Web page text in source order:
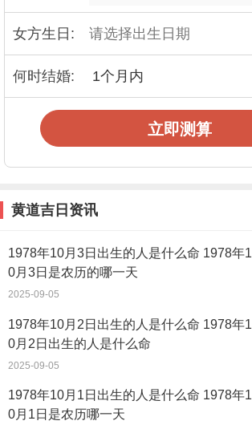
女方生日:
何时结婚:
立即测算
黄道吉日资讯
1978年10月3日出生的人是什么命 1978年1
0月3日是农历的哪一天
2025-09-05
1978年10月2日出生的人是什么命 1978年1
0月2日出生的人是什么命
2025-09-05
1978年10月1日出生的人是什么命 1978年1
0月1日是农历哪一天